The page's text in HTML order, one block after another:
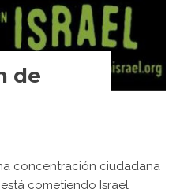
de
concentración ciudadana
cometiendo Israel